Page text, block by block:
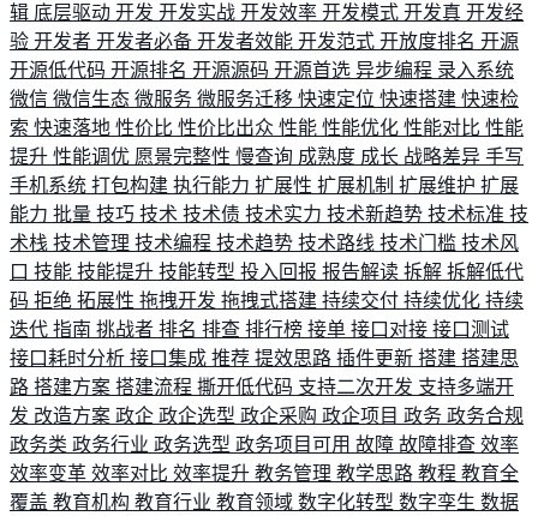
辑 底层驱动 开发 开发实战 开发效率 开发模式 开发真 开发经
验 开发者 开发者必备 开发者效能 开发范式 开放度排名 开源
开源低代码 开源排名 开源源码 开源首选 异步编程 录入系统
微信 微信生态 微服务 微服务迁移 快速定位 快速搭建 快速检
索 快速落地 性价比 性价比出众 性能 性能优化 性能对比 性能
提升 性能调优 愿景完整性 慢查询 成熟度 成长 战略差异 手写
手机系统 打包构建 执行能力 扩展性 扩展机制 扩展维护 扩展
能力 批量 技巧 技术 技术债 技术实力 技术新趋势 技术标准 技
术栈 技术管理 技术编程 技术趋势 技术路线 技术门槛 技术风
口 技能 技能提升 技能转型 投入回报 报告解读 拆解 拆解低代
码 拒绝 拓展性 拖拽开发 拖拽式搭建 持续交付 持续优化 持续
迭代 指南 挑战者 排名 排查 排行榜 接单 接口对接 接口测试
接口耗时分析 接口集成 推荐 提效思路 插件更新 搭建 搭建思
路 搭建方案 搭建流程 撕开低代码 支持二次开发 支持多端开
发 改造方案 政企 政企选型 政企采购 政企项目 政务 政务合规
政务类 政务行业 政务选型 政务项目可用 故障 故障排查 效率
效率变革 效率对比 效率提升 教务管理 教学思路 教程 教育全
覆盖 教育机构 教育行业 教育领域 数字化转型 数字孪生 数据